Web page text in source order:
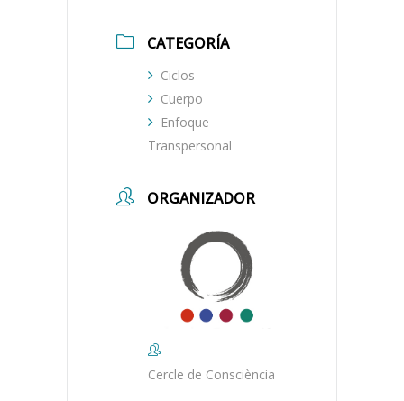
CATEGORÍA
Ciclos
Cuerpo
Enfoque
Transpersonal
ORGANIZADOR
Cercle de Consciència